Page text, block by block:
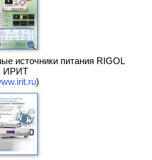
источники питания RIGOL
ИРИТ
)